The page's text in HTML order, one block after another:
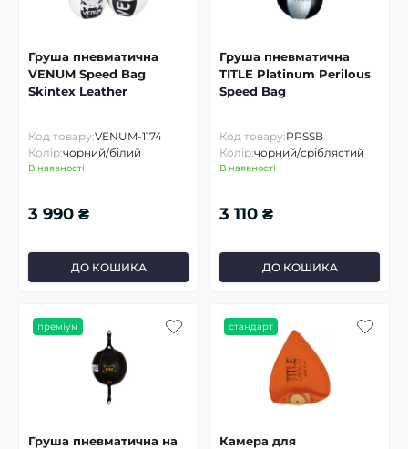
Груша пневматична
VENUM Speed Bag
Skintex Leather
Код товару:VENUM-1174
Колір:чорний/білий
В наявності
3 990 ₴
ДО КОШИКА
Груша пневматична
TITLE Platinum Perilous
Speed Bag
Код товару:PPSSB
Колір:чорний/сріблястий
В наявності
3 110 ₴
ДО КОШИКА
преміум
Груша пневматична на
стандарт
Камера для